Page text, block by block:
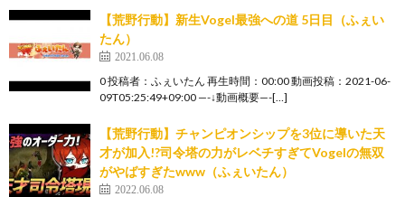
【荒野行動】新生Vogel最強への道 5日目（ふぇい
たん）
2021.06.08
0 投稿者：ふぇいたん 再生時間：00:00 動画投稿：2021-06-
09T05:25:49+09:00 —-↓動画概要—-[…]
【荒野行動】チャンピオンシップを3位に導いた天
才が加入!?司令塔の力がレベチすぎてVogelの無双
がやばすぎたwww（ふぇいたん）
2022.06.08